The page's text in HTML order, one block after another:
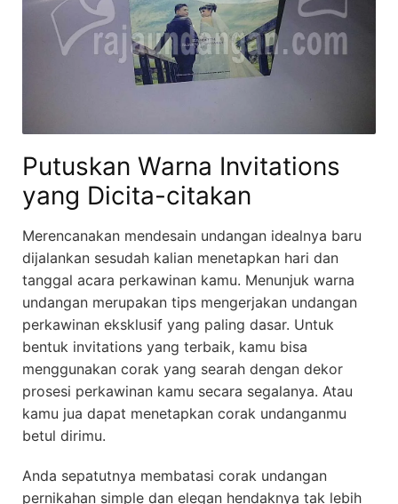
Putuskan Warna Invitations
yang Dicita-citakan
Merencanakan mendesain undangan idealnya baru
dijalankan sesudah kalian menetapkan hari dan
tanggal acara perkawinan kamu. Menunjuk warna
undangan merupakan tips mengerjakan undangan
perkawinan eksklusif yang paling dasar. Untuk
bentuk invitations yang terbaik, kamu bisa
menggunakan corak yang searah dengan dekor
prosesi perkawinan kamu secara segalanya. Atau
kamu jua dapat menetapkan corak undanganmu
betul dirimu.
Anda sepatutnya membatasi corak undangan
pernikahan simple dan elegan hendaknya tak lebih